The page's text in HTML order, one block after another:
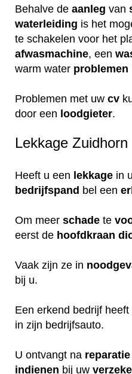
Behalve de aanleg van
waterleiding is het
te schakelen voor het
afwasmachine, een
warm water problemen
Problemen met uw cv
door een loodgieter.
Lekkage Zuidhorn
Heeft u een lekkage in
bedrijfspand bel een
Om meer schade te
eerst de hoofdkraan
Vaak zijn ze in
bij u.
Een erkend bedrijf
in zijn bedrijfsauto.
U ontvangt na reparatie
indienen bij uw